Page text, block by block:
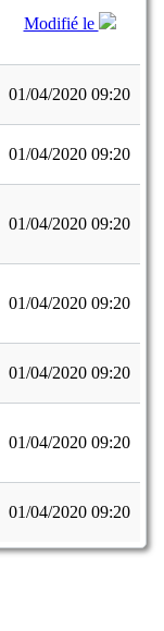
Modifié le
01/04/2020 09:20
01/04/2020 09:20
01/04/2020 09:20
01/04/2020 09:20
01/04/2020 09:20
01/04/2020 09:20
01/04/2020 09:20